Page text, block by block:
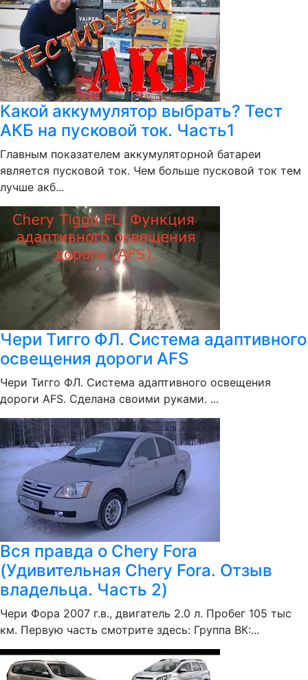
Какой аккумулятор выбрать? Тест
АКБ на пусковой ток. Часть1
Главным показателем аккумуляторной батареи
является пусковой ток. Чем больше пусковой ток тем
лучше акб...
Чери Тигго ФЛ. Система адаптивного
освещения дороги AFS
Чери Тигго ФЛ. Система адаптивного освещения
дороги AFS. Сделана своими руками. ...
Вся правда о Chery Fora
(Удивительная Chery Fora. Отзыв
владельца. Часть 2)
Чери Фора 2007 г.в., двигатель 2.0 л. Пробег 105 тыс
км. Первую часть смотрите здесь: Группа ВК:...